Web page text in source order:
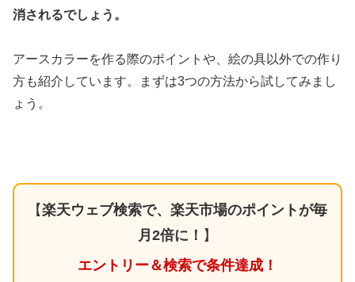
消されるでしょう。
アースカラーを作る際のポイントや、絵の具以外での作り
方も紹介しています。まずは3つの方法から試してみまし
ょう。
【楽天ウェブ検索で、楽天市場のポイントが毎
月2倍に！ 】
エントリー＆検索で条件達成！